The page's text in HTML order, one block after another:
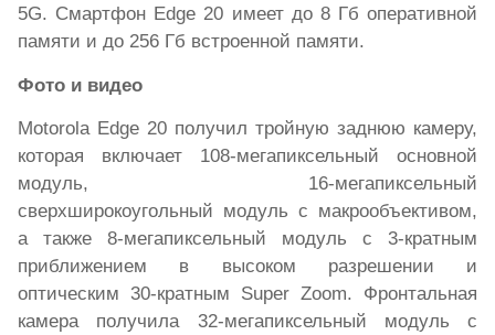
5G. Смартфон Edge 20 имеет до 8 Гб оперативной
памяти и до 256 Гб встроенной памяти.
Фото и видео
Motorola Edge 20 получил тройную заднюю камеру,
которая включает 108-мегапиксельный основной
модуль, 16-мегапиксельный
cверхширокоугольный модуль с макрообъективом,
а также 8-мегапиксельный модуль с 3-кратным
приближением в высоком разрешении и
оптическим 30-кратным Super Zoom. Фронтальная
камера получила 32-мегапиксельный модуль с